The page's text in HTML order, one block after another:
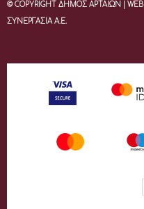
© COPYRIGHT ΔΗΜΟΣ ΑΡΤΑΙΩΝ | WEB
ΣΥΝΕΡΓΑΣΙΑ Α.Ε.